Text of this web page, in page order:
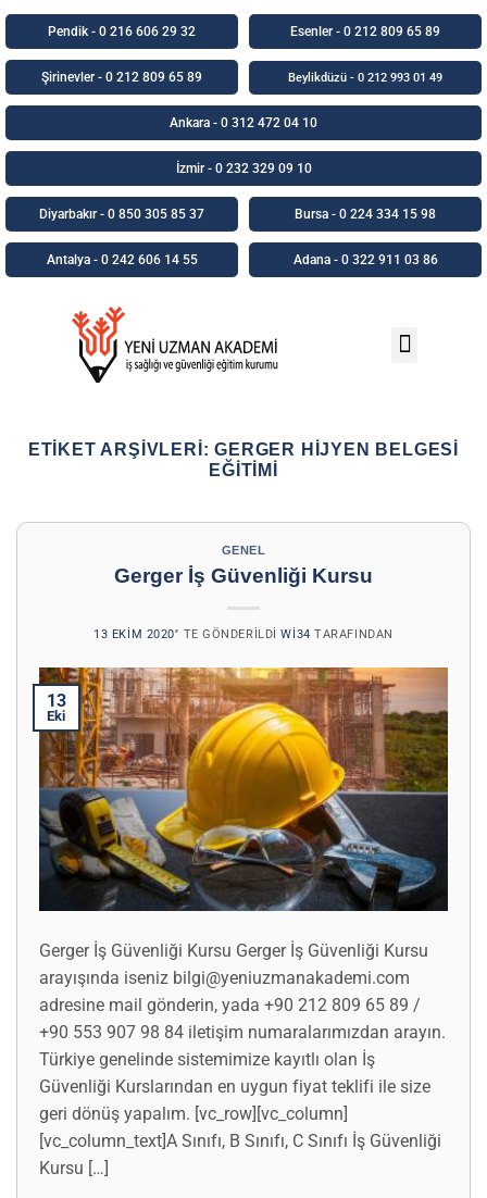
Pendik - 0 216 606 29 32 Esenler - 0 212 809 65 89
Şirinevler - 0 212 809 65 89 Beylikdüzü - 0 212 993 01 49
Ankara - 0 312 472 04 10
İzmir - 0 232 329 09 10
Diyarbakır - 0 850 305 85 37 Bursa - 0 224 334 15 98
Antalya - 0 242 606 14 55 Adana - 0 322 911 03 86
ETIKET ARŞIVLERI:GERGER HIJYEN BELGESI
EĞITIMI
GENEL
Gerger İş Güvenliği Kursu
13 EKIM 2020’' TE GÖNDERILDI WI34 TARAFINDAN
13
Eki
Gerger İş Güvenliği Kursu Gerger İş Güvenliği Kursu
arayışında iseniz bilgi@yeniuzmanakademi.com
adresine mail gönderin, yada +90 212 809 65 89 /
+90 553 907 98 84 iletişim numaralarımızdan arayın.
Türkiye genelinde sistemimize kayıtlı olan İş
Güvenliği Kurslarından en uygun fiyat teklifi ile size
geri dönüş yapalım. [vc_row][vc_column]
[vc_column_text]A Sınıfı, B Sınıfı, C Sınıfı İş Güvenliği
Kursu […]